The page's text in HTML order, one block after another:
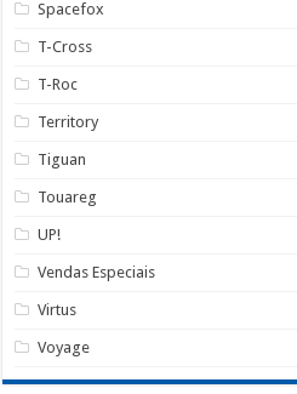
Spacefox
T-Cross
T-Roc
Territory
Tiguan
Touareg
UP!
Vendas Especiais
Virtus
Voyage